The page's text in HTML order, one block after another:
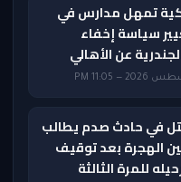
تمهل مدارس في
لتغيير سياسة إخفاء
عن الأهالي
في حادث صدم يطالب
الهجرة بعد توقيف
للمرة الثالثة